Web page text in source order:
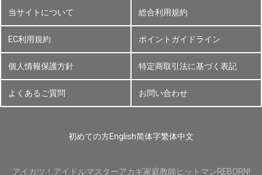
当サイトについて 総合利用規約
EC利用規約 ポイントガイドライン
個人情報保護方針 特定商取引法に基づく表記
よくあるご質問 お問い合わせ
初めての方English简体字繁体中文
アイカツ！ アイドルマスターアカギ家庭教師ヒットマンREBORN!